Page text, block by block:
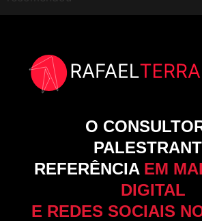
O
REFERÊNCIA EM
DIGITAL
E REDES SOCIAIS